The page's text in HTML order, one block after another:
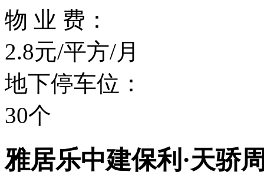
物 业 费：
2.8元/平方/月
地下停车位：
30个
雅居乐中建保利·天骄